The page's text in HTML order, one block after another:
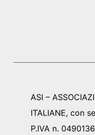
ASI –
ITALIANE, con
P.IVA n.